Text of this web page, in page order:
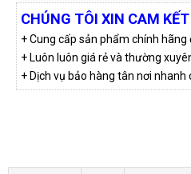
CHÚNG TÔI XIN CAM KẾT
+ Cung cấp sản phẩm chính
+ Luôn luôn giá rẻ và thường
+ Dịch vụ bảo hàng tân nơi